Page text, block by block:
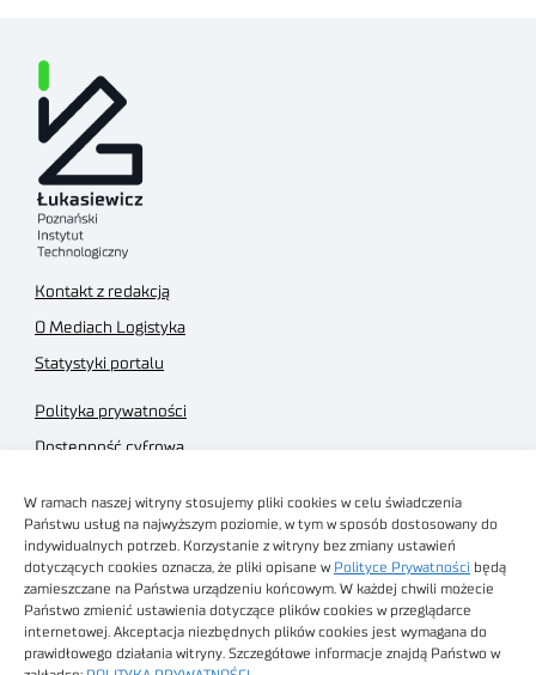
W ramach naszej witryny stosujemy pliki cookies w celu świadczenia
Państwu usług na najwyższym poziomie, w tym w sposób dostosowany do
indywidualnych potrzeb. Korzystanie z witryny bez zmiany ustawień
dotyczących cookies oznacza, że pliki opisane w Polityce Prywatności będą
zamieszczane na Państwa urządzeniu końcowym. W każdej chwili możecie
Państwo zmienić ustawienia dotyczące plików cookies w przeglądarce
internetowej. Akceptacja niezbędnych plików cookies jest wymagana do
prawidłowego działania witryny. Szczegółowe informacje znajdą Państwo w
Kontakt z redakcją
O Mediach Logistyka
Statystyki portalu
Polityka prywatności
Dostępność cyfrowa
Regulamin sklepu
Obrazy stockowe